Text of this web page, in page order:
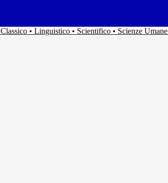
Classico • Linguistico • Scientifico • Scienze Umane